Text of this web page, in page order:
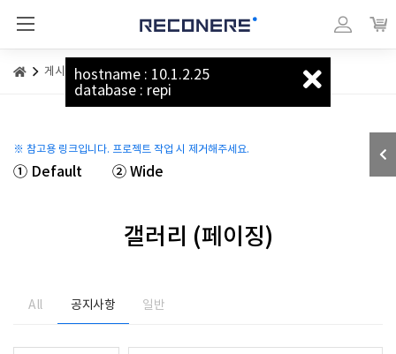
게시판 갤러리 (페이징)
※ 참고용 링크입니다. 프로젝트 작업 시 제거해주세요.
① Default ② Wide
갤러리 (페이징)
All 공지사항 일반
hostname : 10.1.2.25
database : repi